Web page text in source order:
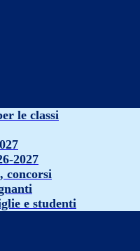
le classi
2027
concorsi
e studenti